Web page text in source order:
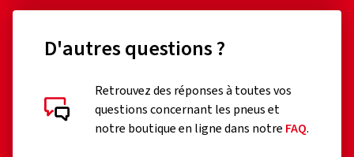
D'autres questions ?
Retrouvez des réponses à toutes vos
questions concernant les pneus et
notre boutique en ligne dans notre FAQ.